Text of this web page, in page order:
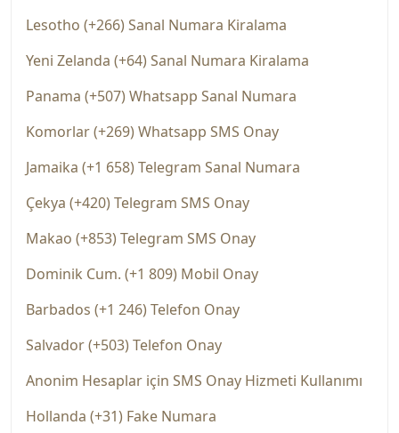
Lesotho (+266) Sanal Numara Kiralama
Yeni Zelanda (+64) Sanal Numara Kiralama
Panama (+507) Whatsapp Sanal Numara
Komorlar (+269) Whatsapp SMS Onay
Jamaika (+1 658) Telegram Sanal Numara
Çekya (+420) Telegram SMS Onay
Makao (+853) Telegram SMS Onay
Dominik Cum. (+1 809) Mobil Onay
Barbados (+1 246) Telefon Onay
Salvador (+503) Telefon Onay
Anonim Hesaplar için SMS Onay Hizmeti Kullanımı
Hollanda (+31) Fake Numara